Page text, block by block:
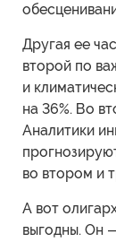
Другая ее
второй по
и
на 36%. Во
Аналитики
во втором и
А вот
выгодны. Он